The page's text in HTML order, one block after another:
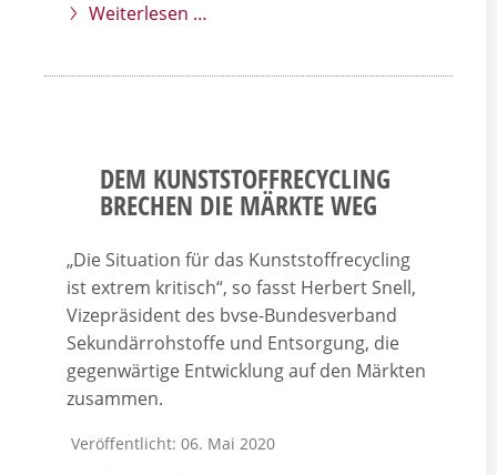
Weiterlesen …
DEM KUNSTSTOFFRECYCLING
BRECHEN DIE MÄRKTE WEG
„Die Situation für das Kunststoffrecycling
ist extrem kritisch“, so fasst Herbert Snell,
Vizepräsident des bvse-Bundesverband
Sekundärrohstoffe und Entsorgung, die
gegenwärtige Entwicklung auf den Märkten
zusammen.
Veröffentlicht: 06. Mai 2020